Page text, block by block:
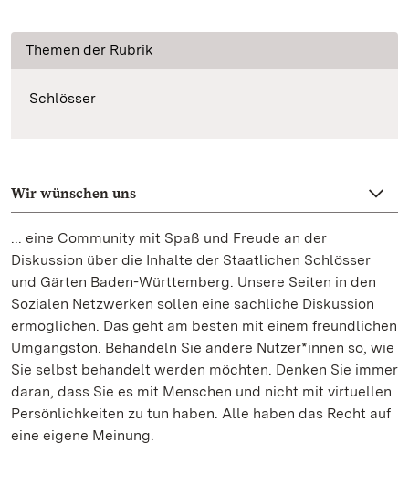
Themen der Rubrik
Schlösser
Wir wünschen uns
... eine Community mit Spaß und Freude an der
Diskussion über die Inhalte der Staatlichen Schlösser
und Gärten Baden-Württemberg. Unsere Seiten in den
Sozialen Netzwerken sollen eine sachliche Diskussion
ermöglichen. Das geht am besten mit einem freundlichen
Umgangston. Behandeln Sie andere Nutzer*innen so, wie
Sie selbst behandelt werden möchten. Denken Sie immer
daran, dass Sie es mit Menschen und nicht mit virtuellen
Persönlichkeiten zu tun haben. Alle haben das Recht auf
eine eigene Meinung.